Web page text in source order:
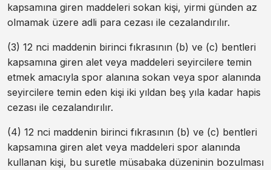
kapsamına giren maddeleri sokan kişi, yirmi günden az
olmamak üzere adli para cezası ile cezalandırılır.
(3) 12 nci maddenin birinci fıkrasının (b) ve (c) bentleri
kapsamına giren alet veya maddeleri seyircilere temin
etmek amacıyla spor alanına sokan veya spor alanında
seyircilere temin eden kişi iki yıldan beş yıla kadar hapis
cezası ile cezalandırılır.
(4) 12 nci maddenin birinci fıkrasının (b) ve (c) bentleri
kapsamına giren alet veya maddeleri spor alanında
kullanan kişi, bu suretle müsabaka düzeninin bozulması